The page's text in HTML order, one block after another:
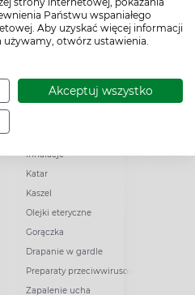
Państwu wspaniałego
Aby uzyskać więcej informacji
otwórz ustawienia.
Akceptuj wszystko
Przeziębienie i grypa
Inhalacje
Katar
Kaszel
Olejki eteryczne
Gorączka
Drapanie w gardle
Preparaty przeciwwirusowe
Zapalenie ucha